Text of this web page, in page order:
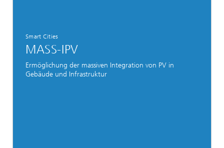
Smart Cities
MASS-IPV
Ermöglichung der massiven Integration von PV in
Gebäude und Infrastruktur